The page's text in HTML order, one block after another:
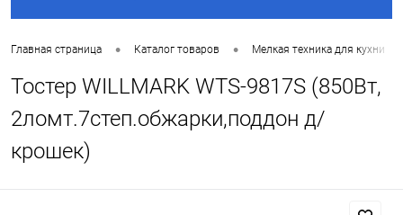
Главная страница • Каталог товаров • Мелкая техника для кухни
Тостер WILLMARK WTS-9817S (850Вт,
2ломт.7степ.обжарки,поддон д/
крошек)